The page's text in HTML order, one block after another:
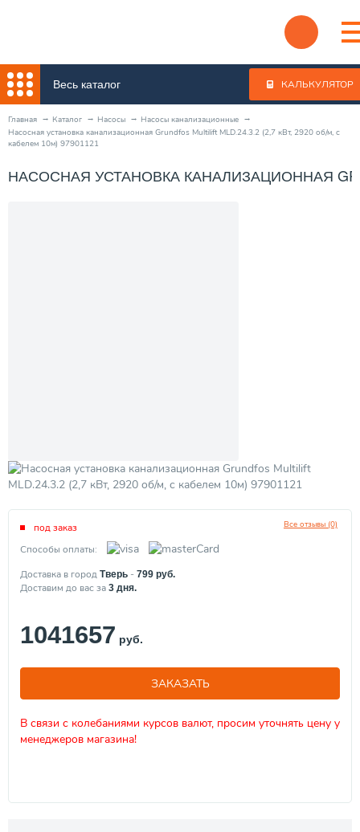
Весь каталог КАЛЬКУЛЯТОР
Главная Каталог Насосы
Насосы канализационные
Насосная установка канализационная Grundfos Multilift MLD.24.3.2 (2,7 кВт, 2920 об/м, с
кабелем 10м) 97901121
НАСОСНАЯ УСТАНОВКА КАНАЛИЗАЦИОННАЯ
Все отзывы (0)
под заказ
Способы оплаты:
Доставка в город Тверь - 799 руб.
Доставим до вас за 3 дня.
1041657 руб.
ЗАКАЗАТЬ
В связи с колебаниями курсов валют, просим уточнять цену у
менеджеров магазина!